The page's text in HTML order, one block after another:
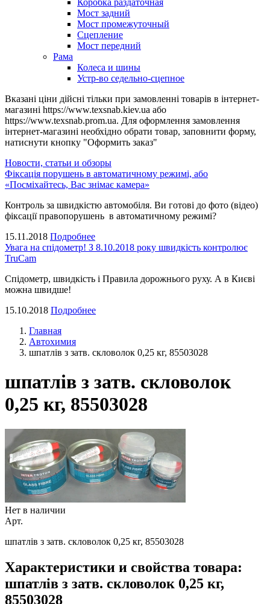
Коробка раздаточная
Мост задний
Мост промежуточный
Сцепление
Мост передний
Рама
Колеса и шины
Устр-во седельно-сцепное
Вказані ціни дійсні тільки при замовленні товарів в інтернет-
магазині https://www.texsnab.kiev.ua або
https://www.texsnab.prom.ua. Для оформлення замовлення
інтернет-магазині необхідно обрати товар, заповнити форму,
натиснути кнопку "Оформить заказ"
Новости, статьи и обзоры
Фіксація порушень в автоматичному режимі, або
«Посміхайтесь, Вас знімає камера»
Контроль за швидкістю автомобіля. Ви готові до фото (відео)
фіксації правопорушень в автоматичному режимі?
15.11.2018 Подробнее
Увага на спідометр! З 8.10.2018 року швидкість контролює
TruCam
Спідометр, швидкість і Правила дорожнього руху. А в Києві
можна швидше!
15.10.2018 Подробнее
Главная
Автохимия
шпатлів з затв. скловолок 0,25 кг, 85503028
шпатлів з затв. скловолок
0,25 кг, 85503028
Нет в наличии
Арт.
шпатлів з затв. скловолок 0,25 кг, 85503028
Характеристики и свойства товара:
шпатлів з затв. скловолок 0,25 кг,
85503028